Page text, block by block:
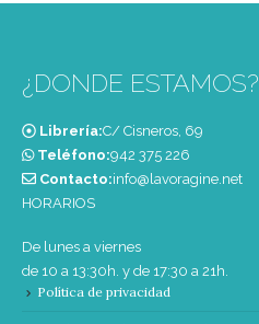
¿DONDE ESTAMOS?
Librería:C/ Cisneros, 69
Teléfono:‭942 375 226‬
Contacto:info@lavoragine.net
HORARIOS
De lunes a viernes
de 10 a 13:30h. y de 17:30 a 21h.
Política de privacidad